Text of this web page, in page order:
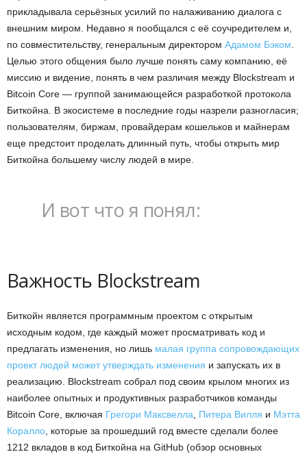
прикладывала серьёзных усилий по налаживанию диалога с
внешним миром. Недавно я пообщался с её соучредителем и,
по совместительству, генеральным директором Адамом Бэком
Целью этого общения было лучше понять саму компанию, её
миссию и видение, понять в чем различия между Blockstream и
Bitcoin Core — группой занимающейся разработкой протокола
Биткойна. В экосистеме в последние годы назрели разногласия;
пользователям, биржам, провайдерам кошельков и майнерам
еще предстоит проделать длинный путь, чтобы открыть мир
Биткойна большему числу людей в мире.
И вот что я понял:
Важность Blockstream
Биткойн является программным проектом с открытым
исходным кодом, где каждый может просматривать код и
предлагать изменения, но лишь малая группа сопровождающих
проект людей может утверждать изменения и запускать их в
реализацию. Blockstream собрал под своим крылом многих из
наиболее опытных и продуктивных разработчиков команды
Bitcoin Core, включая Грегори Максвелла Питера Вилля и Мэтта
Коралло , которые за прошедший год вместе сделали более
1212 вкладов в код Биткойна на GitHub (обзор основных